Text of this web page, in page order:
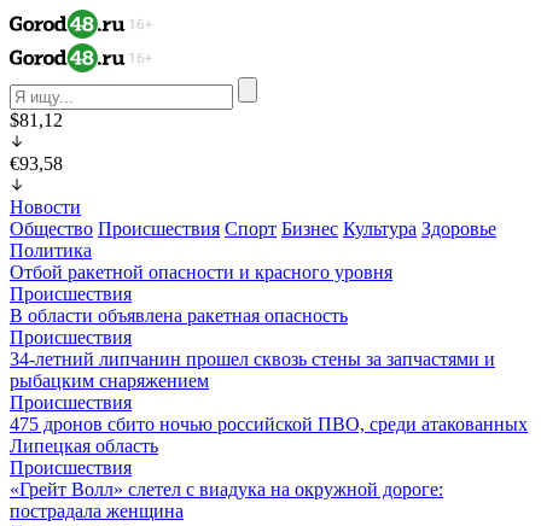
$81,12
€93,58
Новости
Общество Происшествия Спорт Бизнес Культура Здоровье
Политика
Отбой ракетной опасности и красного уровня
Происшествия
В области объявлена ракетная опасность
Происшествия
34-летний липчанин прошел сквозь стены за запчастями и
рыбацким снаряжением
Происшествия
475 дронов сбито ночью российской ПВО, среди атакованных
Липецкая область
Происшествия
«Грейт Волл» слетел с виадука на окружной дороге:
пострадала женщина